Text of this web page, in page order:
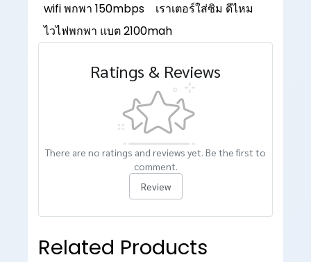
wifi พกพา 150mbps
เราเตอร์ใส่ซิม ดีไหม
ไวไฟพกพา แบต 2100mah
Ratings & Reviews
There are no ratings and reviews yet. Be the first to
comment.
Review
Related Products